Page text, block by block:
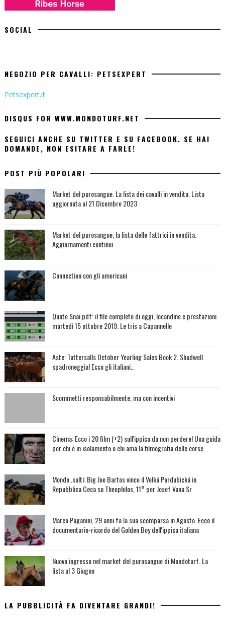
SOCIAL
NEGOZIO PER CAVALLI: PETSEXPERT
Petsexpert.it
DISQUS FOR WWW.MONDOTURF.NET
SEGUICI ANCHE SU TWITTER E SU FACEBOOK. SE HAI
DOMANDE, NON ESITARE A FARLE!
POST PIÙ POPOLARI
Market del purosangue. La lista dei cavalli in vendita. Lista
aggiornata al 21 Dicembre 2023
Market del purosangue, la lista delle fattrici in vendita.
Aggiornamenti continui
Connection con gli americani
Quote Snai pdf: il file completo di oggi, locandine e prestazioni
martedì 15 ottobre 2019. Le tris a Capannelle
Aste: Tattersalls October Yearling Sales Book 2. Shadwell
spadroneggia! Ecco gli italiani..
Scommetti responsabilmente, ma con incentivi
Cinema: Ecco i 20 film (+2) sull'ippica da non perdere! Una guida
per chi è in isolamento o chi ama la filmografia delle corse
Mondo..salti: Big Joe Bartos vince il Velká Pardubická in
Repubblica Ceca su Theophilos, 11° per Josef Vana Sr
Marco Paganini, 29 anni fa la sua scomparsa in Agosto. Ecco il
documentario-ricordo del Golden Boy dell'ippica italiana
Nuovo ingresso nel market del purosangue di Mondoturf. La
lista al 3 Giugno
LA PUBBLICITÀ FA DIVENTARE GRANDI!